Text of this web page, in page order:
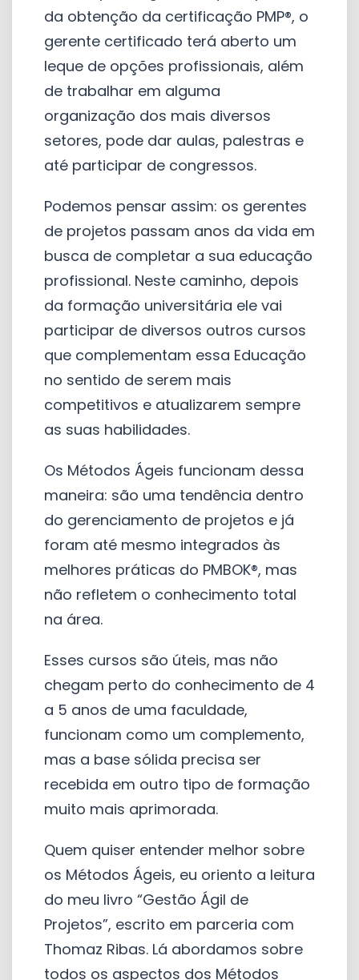
da obtenção da certificação PMP®, o
gerente certificado terá aberto um
leque de opções profissionais, além
de trabalhar em alguma
organização dos mais diversos
setores, pode dar aulas, palestras e
até participar de congressos.
Podemos pensar assim: os gerentes
de projetos passam anos da vida em
busca de completar a sua educação
profissional. Neste caminho, depois
da formação universitária ele vai
participar de diversos outros cursos
que complementam essa Educação
no sentido de serem mais
competitivos e atualizarem sempre
as suas habilidades.
Os Métodos Ágeis funcionam dessa
maneira: são uma tendência dentro
do gerenciamento de projetos e já
foram até mesmo integrados às
melhores práticas do PMBOK®, mas
não refletem o conhecimento total
na área.
Esses cursos são úteis, mas não
chegam perto do conhecimento de 4
a 5 anos de uma faculdade,
funcionam como um complemento,
mas a base sólida precisa ser
recebida em outro tipo de formação
muito mais aprimorada.
Quem quiser entender melhor sobre
os Métodos Ágeis, eu oriento a leitura
do meu livro “Gestão Ágil de
Projetos”, escrito em parceria com
Thomaz Ribas. Lá abordamos sobre
todos os aspectos dos Métodos